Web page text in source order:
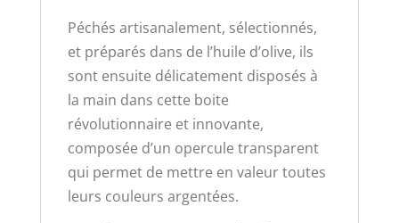
Péchés artisanalement, sélectionnés,
et préparés dans de l’huile d’olive, ils
sont ensuite délicatement disposés à
la main dans cette boite
révolutionnaire et innovante,
composée d’un opercule transparent
qui permet de mettre en valeur toutes
leurs couleurs argentées.